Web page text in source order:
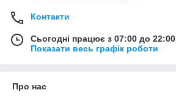
Контакти
Сьогодні працює з 07:00 до 22:00
Показати весь графік роботи
Про нас